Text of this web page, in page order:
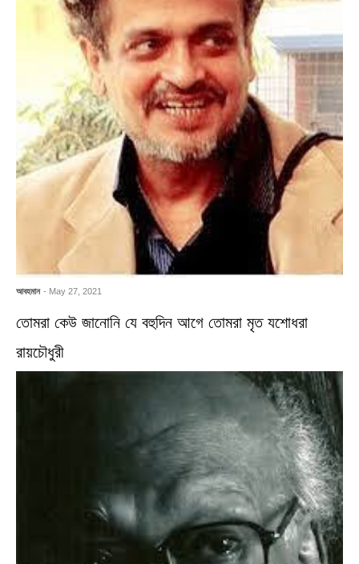
আবহমান - May 27, 2021
তোমরা কেউ জানোনি যে বহুদিন আগে তোমরা মৃত যশোধরা
রায়চৌধুরী